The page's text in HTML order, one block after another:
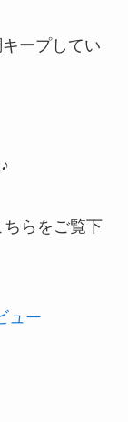
ープしてい
らをご覧下
ュー